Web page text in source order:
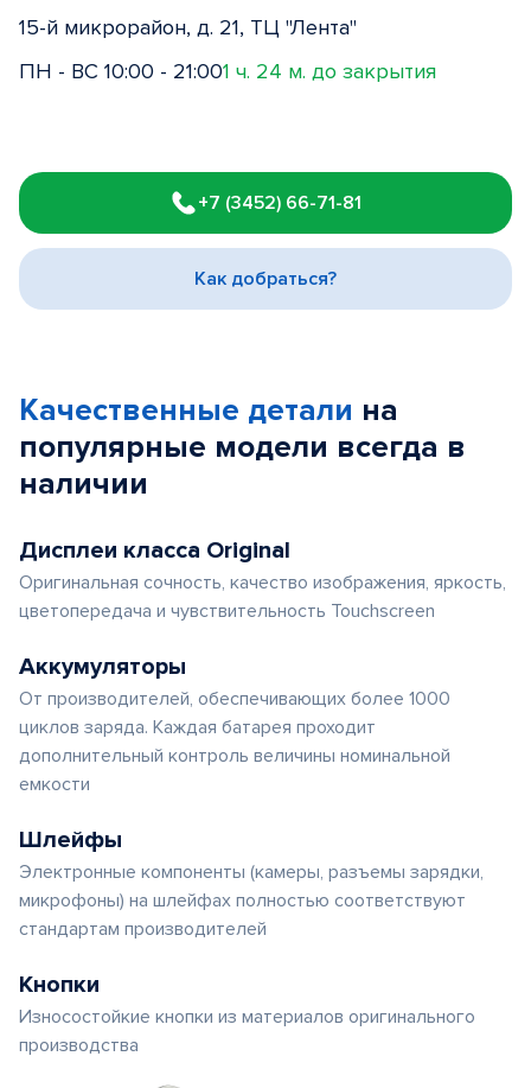
15-й микрорайон, д. 21, ТЦ "Лента"
ПН - ВС 10:00 - 21:001 ч. 24 м. до закрытия
1
of
3
+7 (3452) 66-71-81
Как добраться?
Качественные детали на
популярные модели всегда в
наличии
Дисплеи класса Original
Оригинальная сочность, качество изображения, яркость,
цветопередача и чувствительность Touchscreen
Аккумуляторы
От производителей, обеспечивающих более 1000
циклов заряда. Каждая батарея проходит
дополнительный контроль величины номинальной
емкости
Шлейфы
Электронные компоненты (камеры, разъемы зарядки,
микрофоны) на шлейфах полностью соответствуют
стандартам производителей
Кнопки
Износостойкие кнопки из материалов оригинального
производства